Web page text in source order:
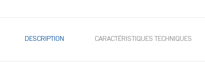
DESCRIPTION CARACTÉRISTIQUES TECHNIQUES